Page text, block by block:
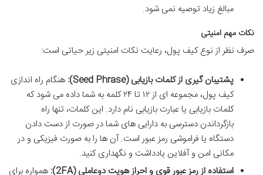
مبالغ زیاد توصیه نمی شود.
نکات مهم امنیتی
صرف نظر از نوع کیف پول، رعایت نکات امنیتی زیر حیاتی است:
پشتیبان گیری از کلمات بازیابی (Seed Phrase):
هنگام راه اندازی
کیف پول، مجموعه ای از ۱۲ تا ۲۴ کلمه به شما داده می شود که
کلمات بازیابی یا عبارت بازیابی نام دارد. این کلمات، تنها راه
بازگرداندن دسترسی به دارایی های شما در صورت از دست دادن
دستگاه یا فراموشی رمز عبور است. آن ها را به صورت فیزیکی و در
مکانی امن و آفلاین یادداشت و نگهداری کنید.
استفاده از رمز عبور قوی و احراز هویت دوعاملی (2FA):
همواره برای